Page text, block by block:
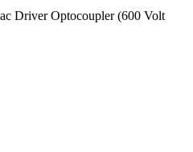
Driver Optocoupler (600 Volt